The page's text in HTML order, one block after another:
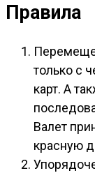
Правила
только с
карт. А
Валет
красную